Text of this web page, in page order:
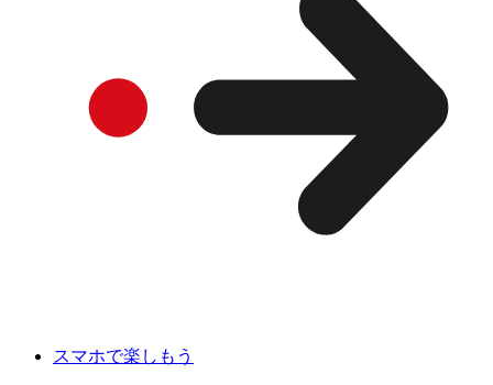
スマホで楽しもう